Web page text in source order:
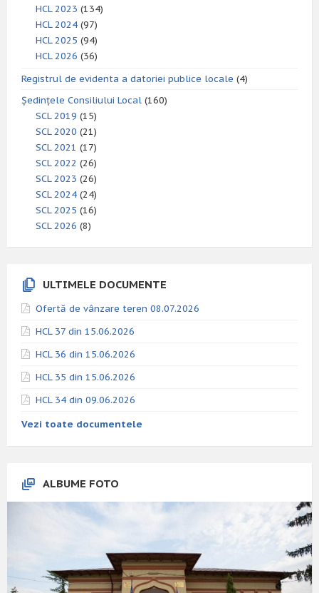
HCL 2023 (134)
HCL 2024 (97)
HCL 2025 (94)
HCL 2026 (36)
Registrul de evidenta a datoriei publice locale (4)
Ședințele Consiliului Local (160)
SCL 2019 (15)
SCL 2020 (21)
SCL 2021 (17)
SCL 2022 (26)
SCL 2023 (26)
SCL 2024 (24)
SCL 2025 (16)
SCL 2026 (8)
ULTIMELE DOCUMENTE
Ofertă de vânzare teren 08.07.2026
HCL 37 din 15.06.2026
HCL 36 din 15.06.2026
HCL 35 din 15.06.2026
HCL 34 din 09.06.2026
Vezi toate documentele
ALBUME FOTO